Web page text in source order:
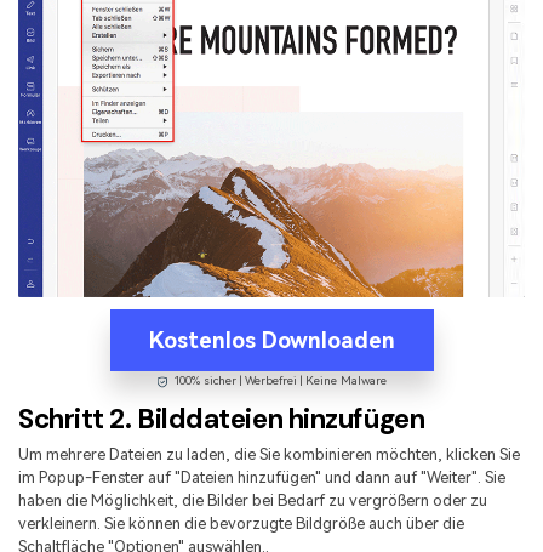
Kostenlos Downloaden
100% sicher | Werbefrei | Keine Malware
Schritt 2. Bilddateien hinzufügen
Um mehrere Dateien zu laden, die Sie kombinieren möchten, klicken Sie
im Popup-Fenster auf "Dateien hinzufügen" und dann auf "Weiter". Sie
haben die Möglichkeit, die Bilder bei Bedarf zu vergrößern oder zu
verkleinern. Sie können die bevorzugte Bildgröße auch über die
Schaltfläche "Optionen" auswählen..